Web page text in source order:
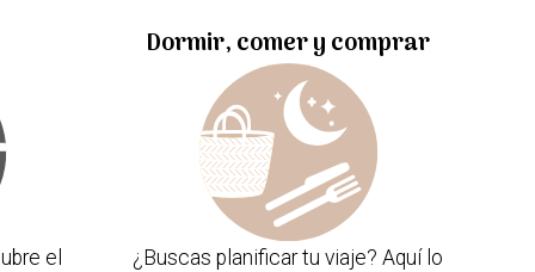
el
Dormir, comer y comprar
¿Buscas planificar tu viaje? Aquí lo